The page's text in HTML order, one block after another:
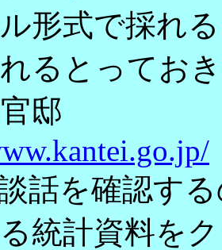
形式で採れ
れるとってお
邸
話を確認す
統計資料を